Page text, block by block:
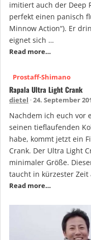
imitiert auch der Deep
perfekt einen panisch
Minnow Action“). Er
eignet sich …
Read more…
Prostaff-Shimano
Rapala Ultra Light Crank
dietel 24. September
Nachdem ich euch vor
seinen tieflaufenden
habe, kommt jetzt ein
Crank. Der Ultra Light
minimaler Größe.
taucht in kürzester
Read more…